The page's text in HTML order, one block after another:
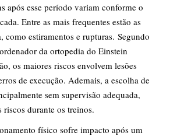
após esse período variam conforme o
Entre as mais frequentes estão as
como estiramentos e rupturas. Segundo
da ortopedia do Einstein
os maiores riscos envolvem lesões
de execução. Ademais, a escolha de
sem supervisão adequada,
riscos durante os treinos.
físico sofre impacto após um